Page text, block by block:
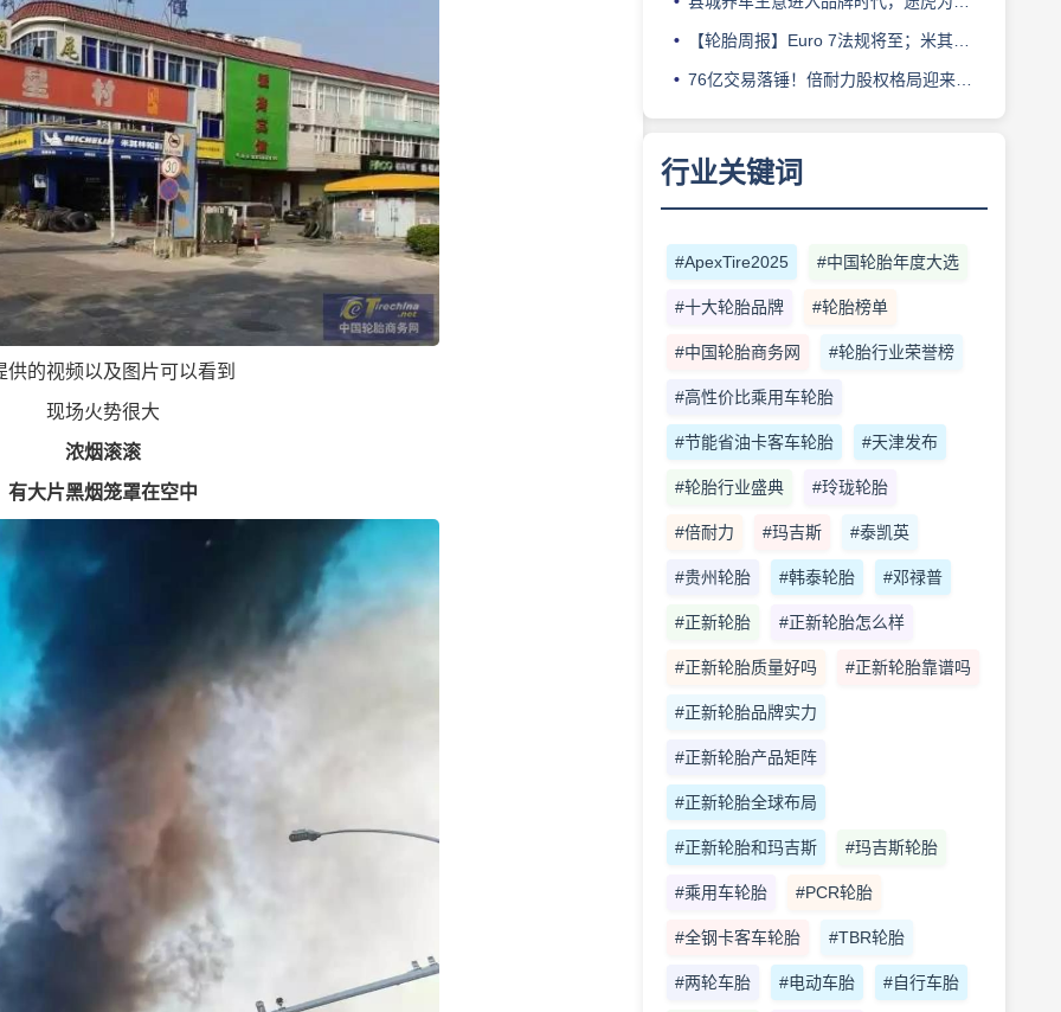
供的视频以及图片可以看到
现场火势很大
浓烟滚滚
有大片黑烟笼罩在空中
【轮胎周报】Euro 7法规将至；米其林上半年营收超千亿；倍耐力上半年盈利稳增；龙星炭黑斩获欧洲近万吨订单
76亿交易落锤！倍耐力股权格局迎来重塑
行业关键词
#ApexTire2025 #中国轮胎年度大选
#十大轮胎品牌 #轮胎榜单
#中国轮胎商务网 #轮胎行业荣誉榜
#高性价比乘用车轮胎
#节能省油卡客车轮胎 #天津发布
#轮胎行业盛典 #玲珑轮胎
#倍耐力 #玛吉斯 #泰凯英
#贵州轮胎 #韩泰轮胎 #邓禄普
#正新轮胎 #正新轮胎怎么样
#正新轮胎质量好吗 #正新轮胎靠谱吗
#正新轮胎品牌实力
#正新轮胎产品矩阵
#正新轮胎全球布局
#正新轮胎和玛吉斯 #玛吉斯轮胎
#乘用车轮胎 #PCR轮胎
#全钢卡客车轮胎 #TBR轮胎
#两轮车胎 #电动车胎 #自行车胎